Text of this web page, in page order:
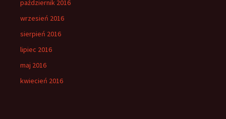
październik 2016
wrzesień 2016
sierpień 2016
lipiec 2016
maj 2016
kwiecień 2016